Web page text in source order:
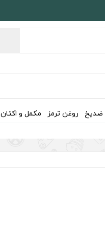
ضدیخ روغن ترمز مکمل و اکتان